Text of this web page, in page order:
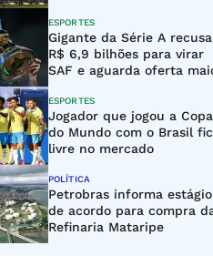
ESPORTES
Gigante da Série A recusa
R$ 6,9 bilhões para virar
SAF e aguarda oferta
ESPORTES
Jogador que jogou a Copa
do Mundo com o Brasil
livre no mercado
POLÍTICA
Petrobras informa estágio
de acordo para compra
Refinaria Mataripe